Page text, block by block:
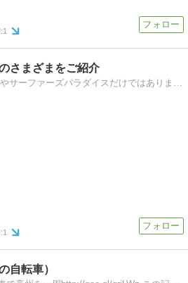
1
さまざまをご紹介
ゴールドコーストは海やサーファーズパラダイスだけではありません。大自然に囲まれた美しいゴールドコーストを写真と一緒にご紹介します。
1
自転車）